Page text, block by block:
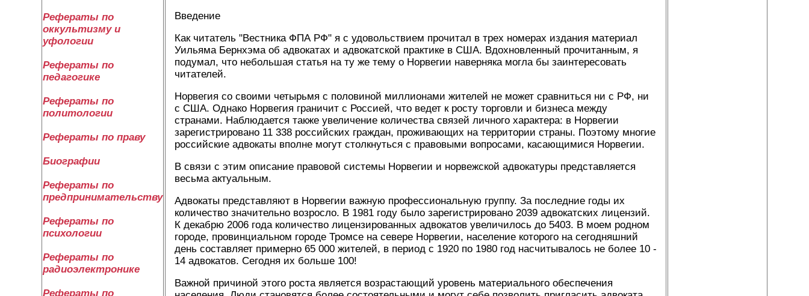
Рефераты по
оккультизму и
уфологии
Рефераты по
педагогике
Рефераты по
политологии
Рефераты по праву
Биографии
Рефераты по
предпринимательству
Рефераты по
психологии
Рефераты по
радиоэлектронике
Рефераты по
Введение
Как читатель "Вестника ФПА РФ" я с удовольствием прочитал в трех номерах издания материал
Уильяма Бернхэма об адвокатах и адвокатской практике в США. Вдохновленный прочитанным, я
подумал, что небольшая статья на ту же тему о Норвегии наверняка могла бы заинтересовать
читателей.
Норвегия со своими четырьмя с половиной миллионами жителей не может сравниться ни с РФ, ни
с США. Однако Норвегия граничит с Россией, что ведет к росту торговли и бизнеса между
странами. Наблюдается также увеличение количества связей личного характера: в Норвегии
зарегистрировано 11 338 российских граждан, проживающих на территории страны. Поэтому многие
российские адвокаты вполне могут столкнуться с правовыми вопросами, касающимися Норвегии.
В связи с этим описание правовой системы Норвегии и норвежской адвокатуры представляется
весьма актуальным.
Адвокаты представляют в Норвегии важную профессиональную группу. За последние годы их
количество значительно возросло. В 1981 году было зарегистрировано 2039 адвокатских лицензий.
К декабрю 2006 года количество лицензированных адвокатов увеличилось до 5403. В моем родном
городе, провинциальном городе Тромсе на севере Норвегии, население которого на сегодняшний
день составляет примерно 65 000 жителей, в период с 1920 по 1980 год насчитывалось не более 10 -
14 адвокатов. Сегодня их больше 100!
Важной причиной этого роста является возрастающий уровень материального обеспечения